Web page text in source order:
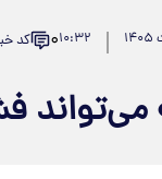
۱۰:۳۲۰ کد خبر: